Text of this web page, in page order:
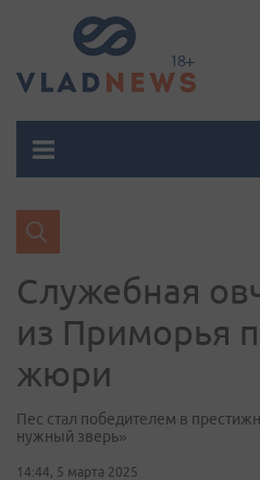
Служебная
из Приморья
жюри
Пес стал победителем в
нужный зверь»
14:44, 5 марта 2025